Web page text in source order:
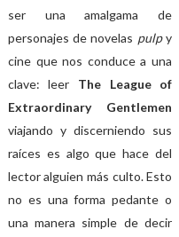
ser una amalgama de
personajes de novelas pulpy
cine que nos conduce a una
clave: leer The League of
Extraordinary Gentlemen
viajando y discerniendo sus
raíces es algo que hace del
lector alguien más culto. Esto
no es una forma pedante o
una manera simple de decir